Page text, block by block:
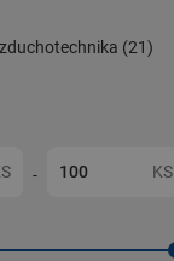
(21)
- KS